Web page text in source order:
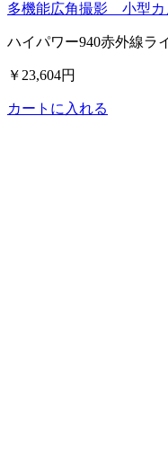
多機能広角撮影 小型
ハイパワー940赤外線ラ
￥23,604円
カートに入れる